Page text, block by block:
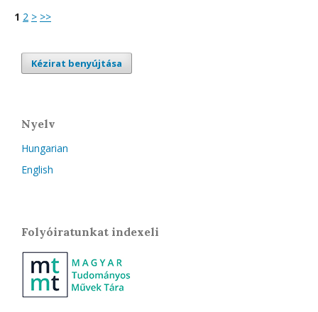
1 2 > >>
Kézirat benyújtása
Nyelv
Hungarian
English
Folyóiratunkat indexeli